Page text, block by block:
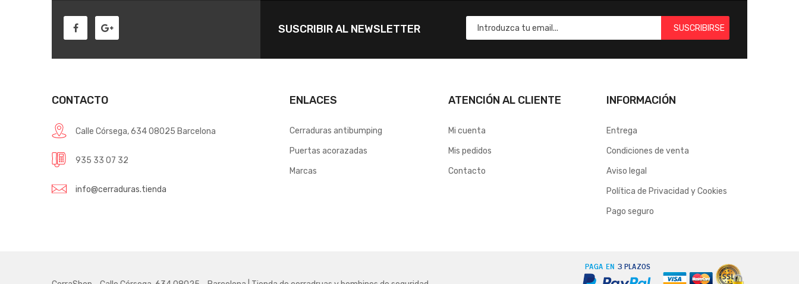
SUSCRIBIR AL NEWSLETTER SUSCRIBIRSE
CONTACTO
Calle Córsega, 634 08025 Barcelona
935 33 07 32
info@cerraduras.tienda
ENLACES
Cerraduras antibumping
Puertas acorazadas
Marcas
ATENCIÓN AL CLIENTE
Mi cuenta
Mis pedidos
Contacto
INFORMACIÓN
Entrega
Condiciones de venta
Aviso legal
Política de Privacidad y Cookies
Pago seguro